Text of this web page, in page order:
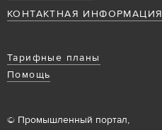
КОНТАКТНАЯ ИНФОРМАЦИЯ
Тарифные планы
Помощь
© Промышленный портал,